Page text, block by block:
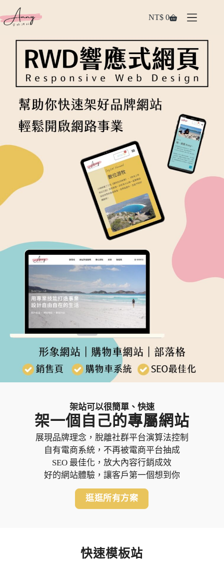
NT$ 0
架站可以很簡單、快速
架一個自己的專屬網站
展現品牌理念，脫離社群平台演算法控制
自有電商系統，不再被電商平台抽成
SEO 最佳化，放大內容行銷成效
好的網站體驗，讓客戶第一個想到你
逛逛所有方案
快速模板站